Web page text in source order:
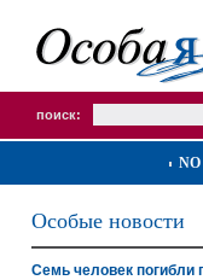
поиск:
Особые новости
Семь человек погибли